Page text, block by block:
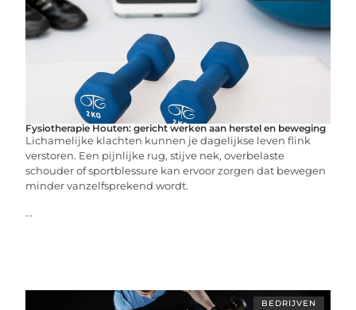
Fysiotherapie Houten: gericht werken aan herstel en beweging
Lichamelijke klachten kunnen je dagelijkse leven flink
verstoren. Een pijnlijke rug, stijve nek, overbelaste
schouder of sportblessure kan ervoor zorgen dat bewegen
minder vanzelfsprekend wordt.
...
BEDRIJVEN